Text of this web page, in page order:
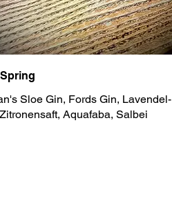
Sloe Gin, Fords Gin, Lavendel-
Aquafaba, Salbei